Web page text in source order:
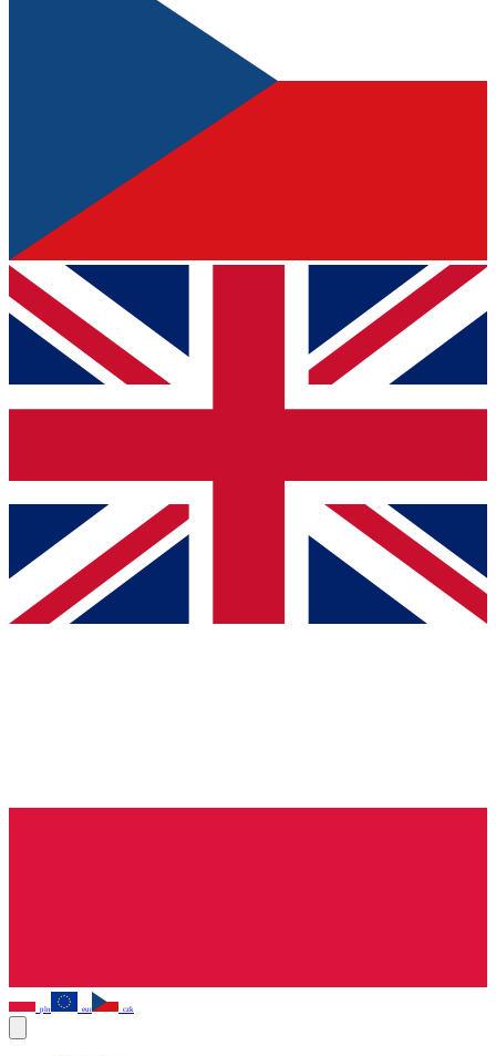
pln eur czk